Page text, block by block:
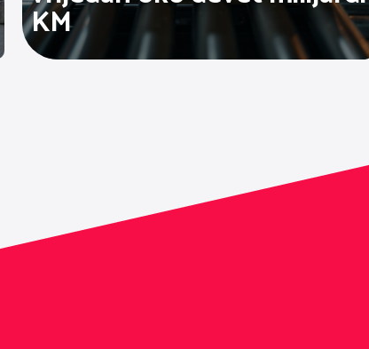
KM